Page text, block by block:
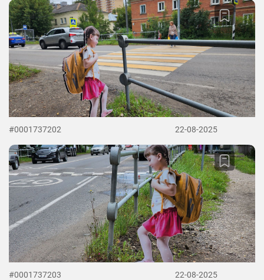
#0001737202 22-08-2025
#0001737203 22-08-2025